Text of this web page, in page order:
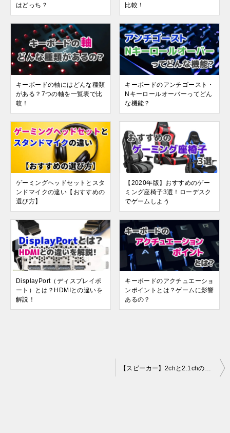
はどっち？
比較！
キーボードの軸にはどんな種類
がある？7つの軸を一覧表で比
較！
キーボードのアンチゴースト・
Nキーロールオーバーってどん
な機能？
ゲーミングヘッドセットとスタ
ンドマイクの違い【おすすめの
選び方】
【2020年版】おすすめのゲー
ミング座椅子3選！ローデスク
でゲームしよう
DisplayPort（ディスプレイポ
ート）とは？HDMIとの違いを
解説！
キーボードのアクチュエーショ
ンポイントとは？ゲームに影響
あるの？
【スピーカー】2chと2.1chの違いとは？PCゲーム向きなのはどっち？